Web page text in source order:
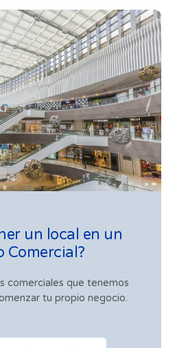
un local en un
Comercial?
comerciales que tenemos
tu propio negocio.